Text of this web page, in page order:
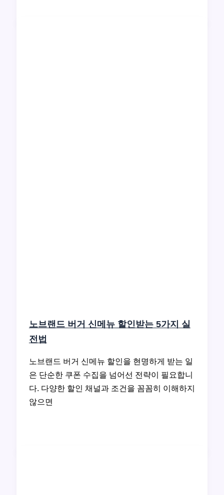
노브랜드 버거 신메뉴 할인받는 5가지 실
전법
노브랜드 버거 신메뉴 할인을 현명하게 받는 일
은 단순한 쿠폰 수집을 넘어선 전략이 필요합니
다. 다양한 할인 채널과 조건을 꼼꼼히 이해하지
않으면